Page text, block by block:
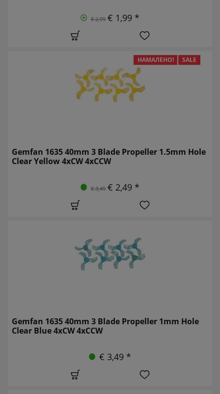
€ 2,99 € 1,99 *
НАМАЛЕНО! SALE
Gemfan 1635 40mm 3 Blade Propeller 1.5mm Hole
Clear Yellow 4xCW 4xCCW
€ 3,49 € 2,49 *
Gemfan 1635 40mm 3 Blade Propeller 1mm Hole
Clear Blue 4xCW 4xCCW
€ 3,49 *